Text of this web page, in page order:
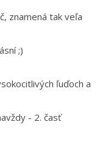
znamená tak veľa
;)
ľuďoch a
- 2. časť